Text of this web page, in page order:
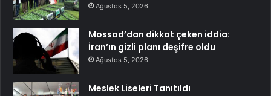
Ağustos 5, 2026
Mossad’dan dikkat çeken iddia:
İran’ın gizli planı deşifre oldu
Ağustos 5, 2026
Meslek Liseleri Tanıtıldı